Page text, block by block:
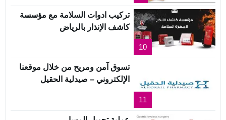
10
تركيب ادوات السلامة مع مؤسسة
كاشف الإنذار بالرياض
11
تسوق آمن ومريح من خلال موقعنا
الإلكتروني – صيدلية الحقيل